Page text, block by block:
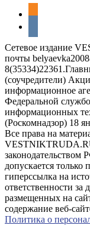
Сетевое издание
почты
(соучредители)
информационное
Федеральной
информационных
(Роскомнадзор) 18
Все права на
законодательством
допускается только
гиперссылка на
ответственности за
размещенных на
содержание веб-
Политика о